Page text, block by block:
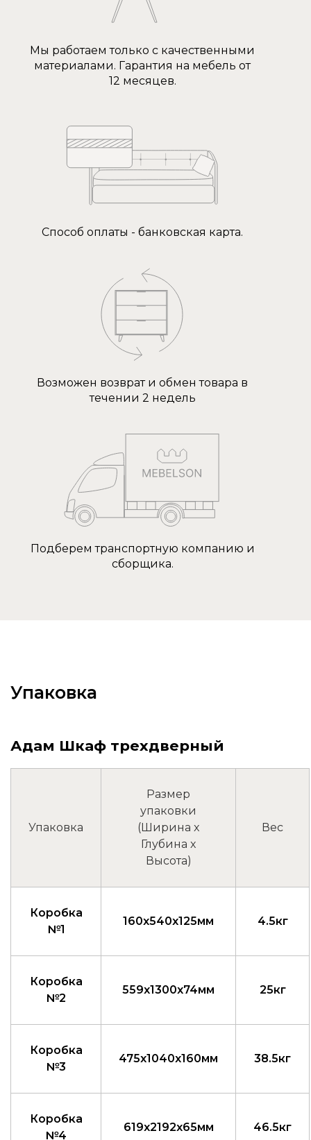
Мы работаем только с качественными
материалами. Гарантия на мебель от
12 месяцев.
Способ оплаты - банковская карта.
Возможен возврат и обмен товара в
течении 2 недель
Подберем транспортную компанию и
сборщика.
Упаковка
Адам Шкаф трехдверный
Упаковка
Размер
упаковки
(Ширина x
Глубина x
Высота)
Вес
Коробка
№1
160x540x125мм 4.5кг
Коробка
№2
559x1300x74мм 25кг
Коробка
№3
475x1040x160мм 38.5кг
Коробка
№4
619x2192x65мм 46.5кг